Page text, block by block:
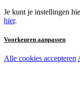
Je kunt je instellingen
hier.
Voorkeuren aanpassen
Noodzakelijke
Alle cookies accepteren